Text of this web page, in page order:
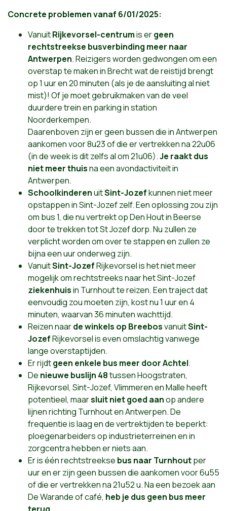
Concrete problemen vanaf 6/01/2025:
VanuitRijkevorsel-centrumis ergeen
rechtstreekse busverbinding meer naar
Antwerpen. Reizigers worden gedwongen om een
overstap te maken in Brecht wat de reistijd brengt
op 1 uur en 20 minuten (als je de aansluiting al niet
mist)! Of je moet gebruikmaken van de veel
duurdere trein en parking in station
Noorderkempen.
Daarenboven zijn er geen bussen die in Antwerpen
aankomen voor 8u23 of die er vertrekken na 22u06
(in de week is dit zelfs al om 21u06).Je raakt dus
niet meer thuisna een avondactiviteit in
Antwerpen.
SchoolkinderenuitSint-Jozefkunnen niet meer
opstappen in Sint-Jozef zelf. Een oplossing zou zijn
om bus 1, die nu vertrekt op Den Hout in Beerse
door te trekken tot St Jozef dorp. Nu zullen ze
verplicht worden om over te stappen en zullen ze
bijna een uur onderweg zijn.
VanuitSint-JozefRijkevorsel is het niet meer
mogelijk om rechtstreeks naar het Sint-Jozef
ziekenhuisin Turnhout te reizen. Een traject dat
eenvoudig zou moeten zijn, kost nu 1 uur en 4
minuten, waarvan 36 minuten wachttijd.
Reizen naarde winkels op BreebosvanuitSint-
JozefRijkevorsel is even omslachtig vanwege
lange overstaptijden.
Er rijdtgeen enkele bus meer door Achtel.
De nieuwe buslijn 48tussen Hoogstraten,
Rijkevorsel, Sint-Jozef, Vlimmeren en Malle heeft
potentieel, maarsluit niet goed aanop andere
lijnen richting Turnhout en Antwerpen. De
frequentie is laag en de vertrektijden te beperkt:
ploegenarbeiders op industrieterreinen en in
zorgcentra hebben er niets aan.
Er is één rechtstreekse bus naar Turnhoutper
uur en er zijn geen bussen die aankomen voor 6u55
of die er vertrekken na 21u52 u. Na een bezoek aan
De Warande of café, heb je dus geen bus meer